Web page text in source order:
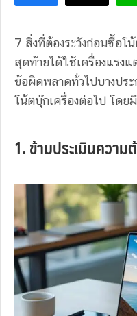
7 สิ่งที่ต้องระวังก่อนซื้อโ
สุดท้ายได้ใช้เครื่องแรง
ข้อผิดพลาดทั่วไปบางปร
โน้ตบุ๊กเครื่องต่อไป โดย
1. ข้ามประเมินควา